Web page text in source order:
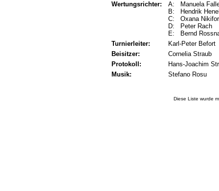
Wertungsrichter:
A: Manuela
B: Hendrik
C: Oxana
D: Peter Rach
E: Bernd
Turnierleiter:
Karl-Peter Befort
Beisitzer:
Cornelia Straub
Protokoll:
Hans-Joachim
Musik:
Stefano Rosu
Diese Liste wurde